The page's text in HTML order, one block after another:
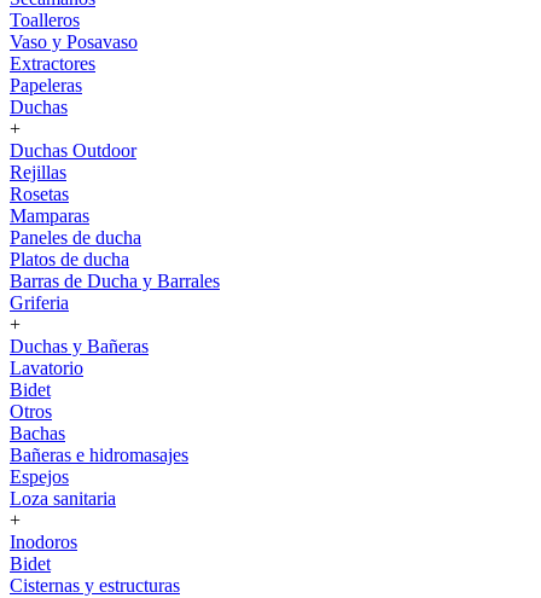
Toalleros
Vaso y Posavaso
Extractores
Papeleras
Duchas
+
Duchas Outdoor
Rejillas
Rosetas
Mamparas
Paneles de ducha
Platos de ducha
Barras de Ducha y Barrales
Griferia
+
Duchas y Bañeras
Lavatorio
Bidet
Otros
Bachas
Bañeras e hidromasajes
Espejos
Loza sanitaria
+
Inodoros
Bidet
Cisternas y estructuras